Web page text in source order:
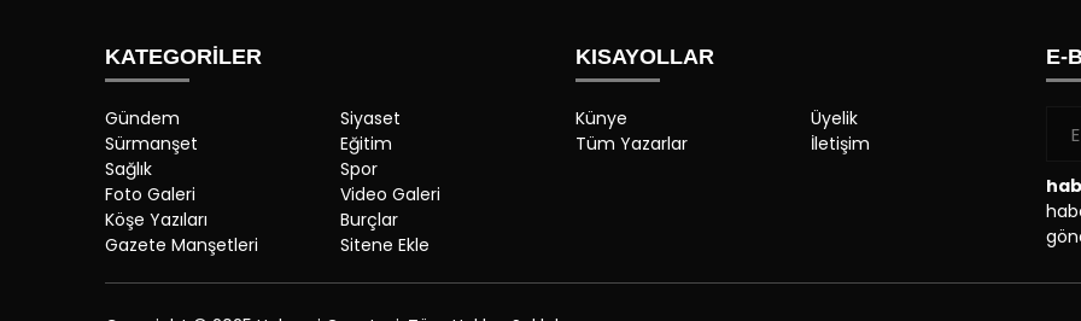
KATEGORİLER
Gündem
Siyaset
Sürmanşet
Eğitim
Sağlık
Spor
Foto Galeri
Video Galeri
Köşe Yazıları
Burçlar
Gazete Manşetleri
Sitene Ekle
KISAYOLLAR
Künye
Üyelik
Tüm Yazarlar
İletişim
E-